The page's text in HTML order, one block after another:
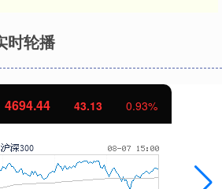
时轮播
4694.44 43.13 0.93%